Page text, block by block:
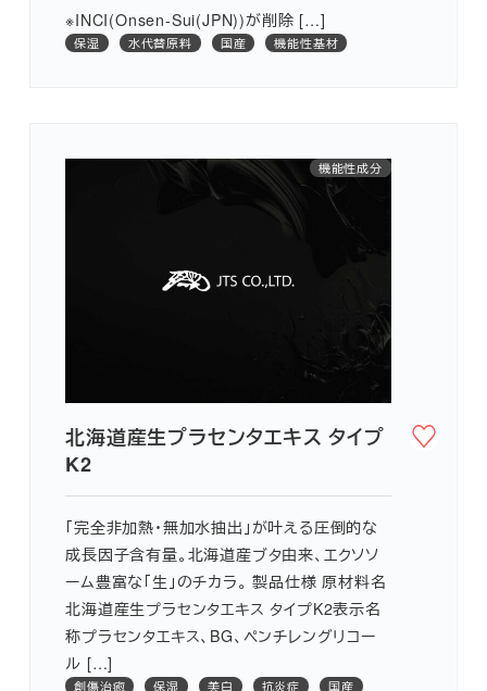
※INCI(Onsen-Sui(JPN))が削除 […]
保湿 水代替原料 国産 機能性基材
創傷治癒
保湿
美白
抗炎症
国産
機能性成分
北海道産生プラセンタエキス タイプ
K2
「完全非加熱・無加水抽出」が叶える圧倒的な
成長因子含有量。北海道産ブタ由来、エクソソ
ーム豊富な「生」のチカラ。 製品仕様 原材料名
北海道産生プラセンタエキス タイプK2表示名
称プラセンタエキス、BG、ペンチレングリコー
ル […]
創傷治癒 保湿 美白 抗炎症
国産